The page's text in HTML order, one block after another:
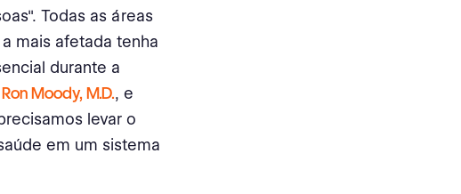
Todas as áreas
mais afetada tenha
durante a
Moody, M.D., e
levar o
em um sistema